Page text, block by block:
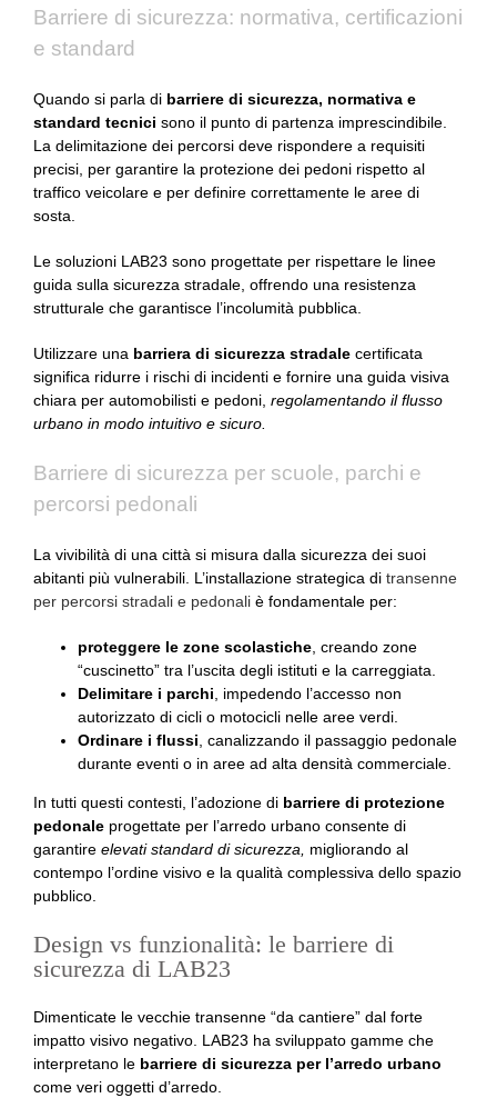
Barriere di sicurezza: normativa, certificazioni
e standard
Quando si parla di barriere di sicurezza, normativa e
standard tecnici sono il punto di partenza imprescindibile.
La delimitazione dei percorsi deve rispondere a requisiti
precisi, per garantire la protezione dei pedoni rispetto al
traffico veicolare e per definire correttamente le aree di
sosta.
Le soluzioni LAB23 sono progettate per rispettare le linee
guida sulla sicurezza stradale, offrendo una resistenza
strutturale che garantisce l’incolumità pubblica.
Utilizzare una barriera di sicurezza stradalecertificata
significa ridurre i rischi di incidenti e fornire una guida visiva
chiara per automobilisti e pedoni, regolamentando il flusso
urbano in modo intuitivo e sicuro.
Barriere di sicurezza per scuole, parchi e
percorsi pedonali
La vivibilità di una città si misura dalla sicurezza dei suoi
abitanti più vulnerabili. L’installazione strategica di transenne
per percorsi stradali e pedonaliè fondamentale per:
proteggere le zone scolastiche, creando zone
“cuscinetto” tra l’uscita degli istituti e la carreggiata.
Delimitare i parchi , impedendo l’accesso non
autorizzato di cicli o motocicli nelle aree verdi.
Ordinare i flussi , canalizzando il passaggio pedonale
durante eventi o in aree ad alta densità commerciale.
In tutti questi contesti, l’adozione di barriere di protezione
pedonaleprogettate per l’arredo urbano consente di
garantire elevati standard di sicurezza, migliorando al
contempo l’ordine visivo e la qualità complessiva dello spazio
pubblico.
Design vs funzionalità: le barriere di
sicurezza di LAB23
Dimenticate le vecchie transenne “da cantiere” dal forte
impatto visivo negativo. LAB23 ha sviluppato gamme che
interpretano le barriere di sicurezza per l’arredo urbano
come veri oggetti d’arredo.